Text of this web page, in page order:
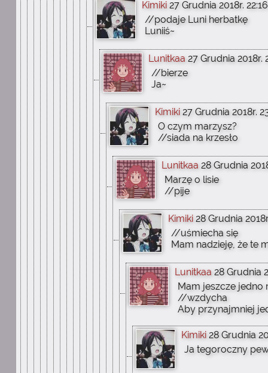
Kimiki 27 Grudnia 2018r. 22:16
//podaje Luni herbatkę
Luniiś~
Lunitkaa 27 Grudnia 2018r.
//bierze
Ja~
Kimiki 27 Grudnia 2018r.
O czym marzysz?
//siada na krzesło
Lunitkaa 28 Grudnia
Marzę o lisie
//pije
Kimiki 28 Grudnia
//uśmiecha się
Mam nadzieję, że te
Lunitkaa 28 Grudnia
Mam jeszcze jedno
//wzdycha
Aby przynajmniej
Kimiki 28 Grudnia
Ja tegoroczny